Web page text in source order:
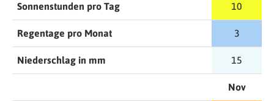
Sonnenstunden pro Tag 10
Regentage pro Monat 3
Niederschlag in mm 15
Nov